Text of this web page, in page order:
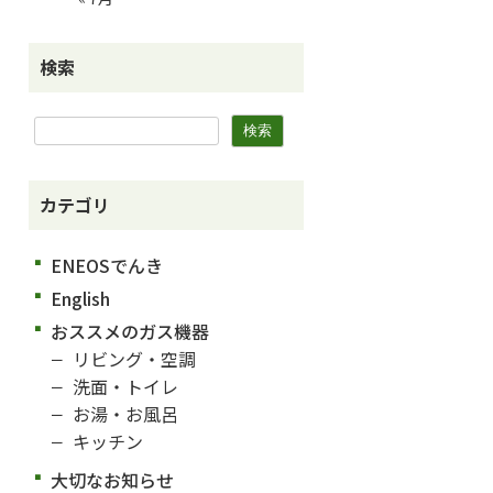
検索
カテゴリ
ENEOSでんき
English
おススメのガス機器
リビング・空調
洗面・トイレ
お湯・お風呂
キッチン
大切なお知らせ